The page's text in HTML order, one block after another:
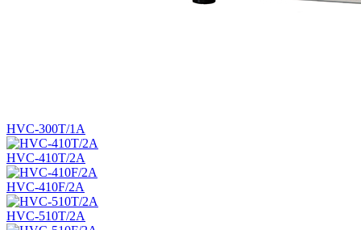
HVC-300T/1A
HVC-410T/2A
HVC-410F/2A
HVC-510T/2A